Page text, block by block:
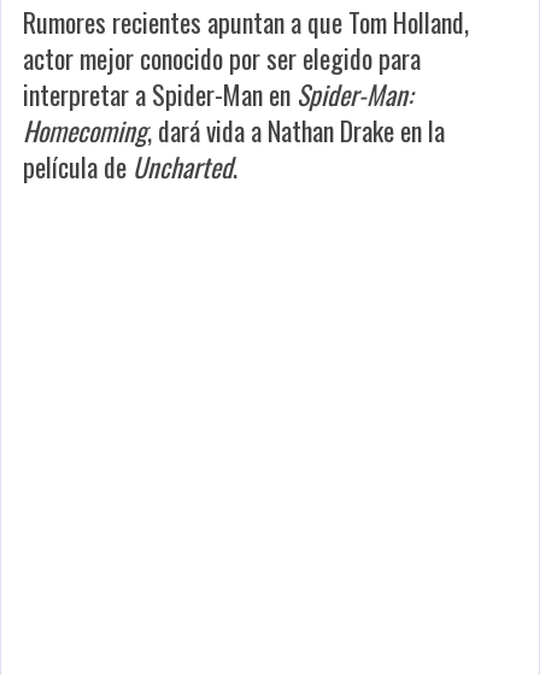
Rumores recientes apuntan a que Tom Holland,
actor mejor conocido por ser elegido para
interpretar a Spider-Man en Spider-Man:
Homecoming, dará vida a Nathan Drake en la
película de Uncharted.